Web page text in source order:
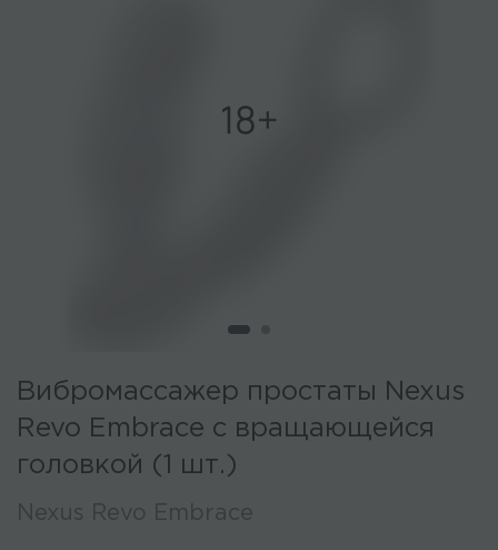
Вибромассажер простаты Nexus
Revo Embrace с вращающейся
головкой (1 шт.)
Nexus Revo Embrace